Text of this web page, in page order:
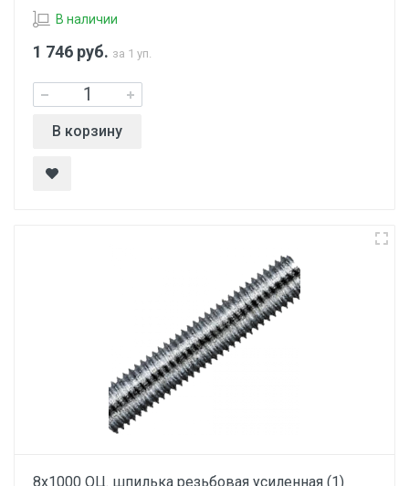
В наличии
1 746 руб. за 1 уп.
В корзину
8х1000 ОЦ. шпилька резьбовая усиленная (1)